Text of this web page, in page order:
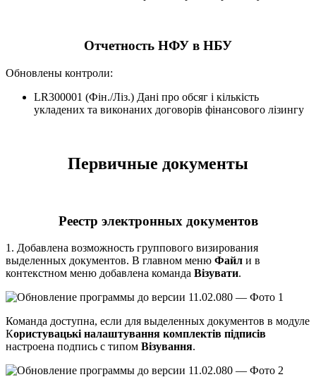
Отчетность НФУ в НБУ
Обновлены контроли:
LR300001 (Фін./Ліз.) Дані про обсяг і кількість
укладених та виконаних договорів фінансового лізингу
Первичные документы
Реестр электронных документов
1. Добавлена возможность группового визирования
выделенных документов. В главном меню Файл и в
контекстном меню добавлена команда Візувати.
Команда доступна, если для выделенных документов в модуле
Користувацькі налаштування комплектів підписів
настроена подпись с типом Візування.